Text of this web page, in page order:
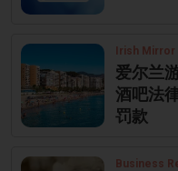
Irish Mirror
爱尔兰
酒吧法
罚款
Business